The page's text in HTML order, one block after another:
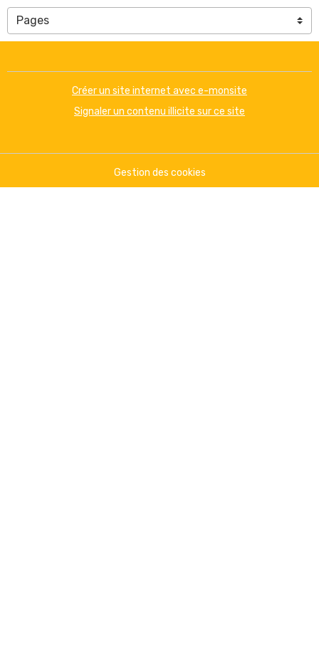
Créer un site internet avec e-monsite
Signaler un contenu illicite sur ce site
Gestion des cookies